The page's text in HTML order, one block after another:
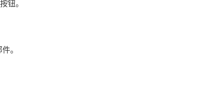
钮。
。